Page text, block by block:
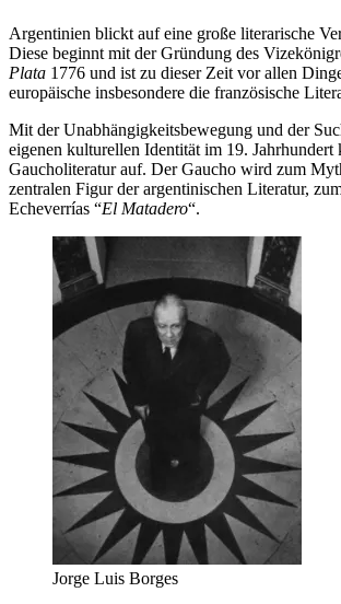
Argentinien blickt auf eine große literarische
Diese beginnt mit der Gründung des
Plata 1776 und ist zu dieser Zeit vor allen
europäische insbesondere die französische
Mit der Unabhängigkeitsbewegung und der
eigenen kulturellen Identität im 19. Jahrhundert
Gaucholiteratur auf. Der Gaucho wird zum
zentralen Figur der argentinischen Literatur,
Echeverrías “El Matadero“.
Jorge Luis Borges